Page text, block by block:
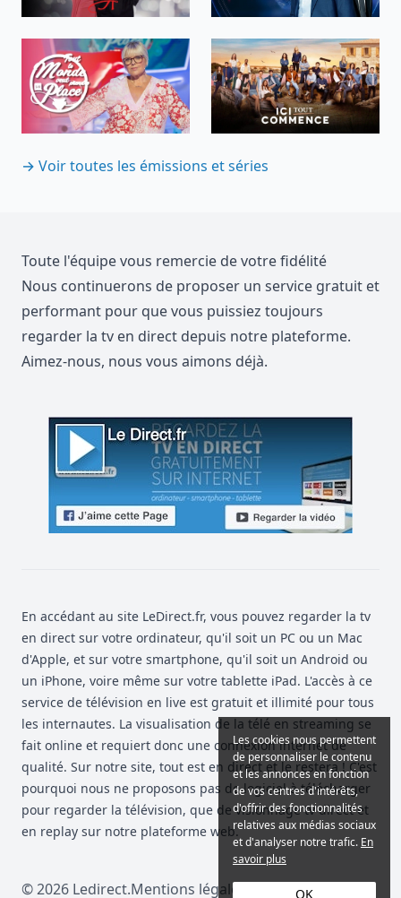
→ Voir toutes les émissions et séries
Toute l'équipe vous remercie de votre fidélité
Nous continuerons de proposer un service gratuit et
performant pour que vous puissiez toujours
regarder la tv en direct depuis notre plateforme.
Aimez-nous, nous vous aimons déjà.
En accédant au site LeDirect.fr, vous pouvez regarder la tv
en direct sur votre ordinateur, qu'il soit un PC ou un Mac
d'Apple, et sur votre smartphone, qu'il soit un Android ou
un iPhone, voire même sur votre tablette iPad. L'accès à ce
service de télévision en live est gratuit et illimité pour tous
les internautes. La visualisation de la télé en streaming se
fait online et requiert donc une connexion internet de
qualité. Sur notre site, tout est en direct et le restera ! C'est
pourquoi nous ne proposons pas de logiciel à télécharger
pour regarder la télévision, que de visionnage tv direct et
en replay sur notre plateforme web.
©2026 Ledirect.Mentions légales & CGU
Les cookies nous permettent
de personnaliser le contenu
et les annonces en fonction
de vos centres d'intérêts,
d'offrir des fonctionnalités
relatives aux médias sociaux
et d'analyser notre trafic. En
savoir plus
OK